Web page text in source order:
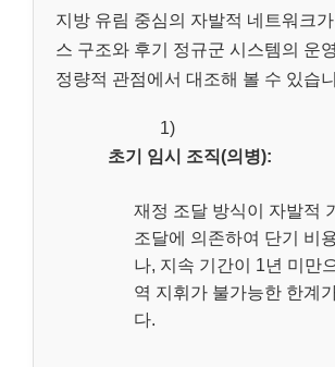
지방 유림 중심의 자발적 네트워크
스 구조와 후기 정규군 시스템의 운
정량적 관점에서 대조해 볼 수 있습
1)
초기 임시 조직(의병):
재정 조달 방식이 자발적
조달에 의존하여 단기 비
나, 지속 기간이 1년 미만
역 지휘가 불가능한 한계
다.